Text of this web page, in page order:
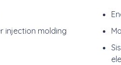
injection molding